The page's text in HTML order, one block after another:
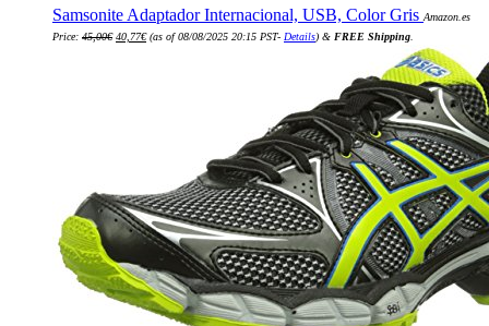
Samsonite Adaptador Internacional, USB, Color Gris Amazon.es
Price: 45,00€ precio
40,77€precio
(as of 08/08/2025 20:15 PST- Details) & FREE Shipping